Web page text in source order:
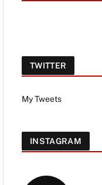
TWITTER
My Tweets
INSTAGRAM